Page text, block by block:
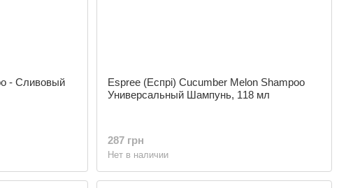
- Сливовый
Espree (Еспрі) Cucumber Melon Shampoo
Универсальный Шампунь, 118 мл
287 грн
Нет в наличии